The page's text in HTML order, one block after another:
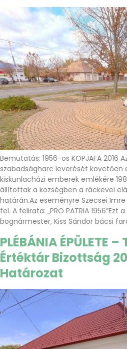
Bemutatás: 1956-os KOPJAFA 2016
szabadságharc leverését
kiskunlacházi emberek emlékére
állítottak a községben a ráckevei
határán.Az eseményre Szecsei
fel. A felirata: „PRO PATRIA
bognármester, Kiss Sándor bácsi
PLÉBÁNIA ÉPÜLETE
Értéktár Bizottság
Határozat